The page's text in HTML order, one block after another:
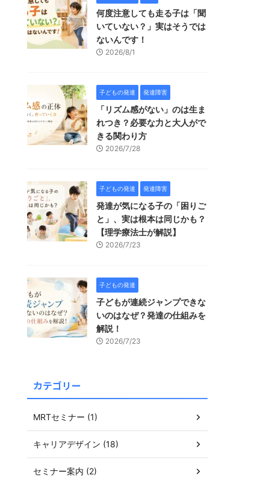
何度注意しても走る子は「聞
いていない？」実はそうでは
ないんです！
2026/8/1
子どもの発達 発達障害
「リズム感がない」のは生ま
れつき？必要な力と大人がで
きる関わり方
2026/7/28
子どもの発達 発達障害
発達が気になる子の「困りご
と」、実は根本は同じかも？
【理学療法士が解説】
2026/7/23
子どもの発達
子どもが連続ジャンプできな
いのはなぜ？発達の仕組みを
解説！
2026/7/23
カテゴリー
MRTセミナー (1)
キャリアデザイン (18)
セミナー案内 (2)